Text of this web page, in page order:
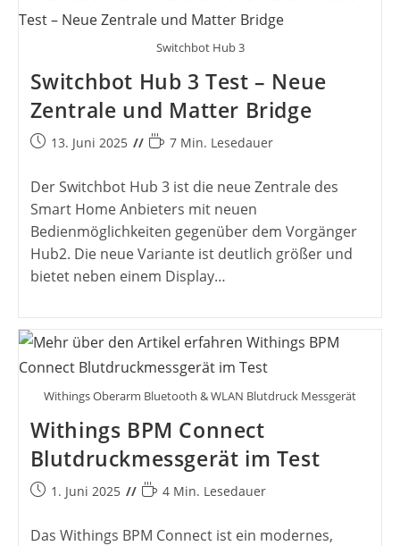
Switchbot Hub 3
Switchbot Hub 3 Test – Neue
Zentrale und Matter Bridge
Beitrag13. Juni 2025 Lesedauer:
7 Min. Lesedauer
Der Switchbot Hub 3 ist die neue Zentrale des
Smart Home Anbieters mit neuen
Bedienmöglichkeiten gegenüber dem Vorgänger
Hub2. Die neue Variante ist deutlich größer und
bietet neben einem Display…
Withings Oberarm Bluetooth & WLAN Blutdruck Messgerät
Withings BPM Connect
Blutdruckmessgerät im Test
Beitrag1. Juni 2025 Lesedauer:
4 Min. Lesedauer
Das Withings BPM Connect ist ein modernes,